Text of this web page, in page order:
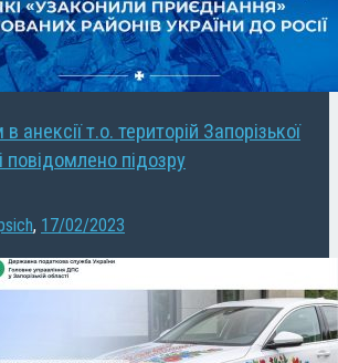
анексії т.о. територій Запорізької
повідомлено підозру
, 17/02/2023